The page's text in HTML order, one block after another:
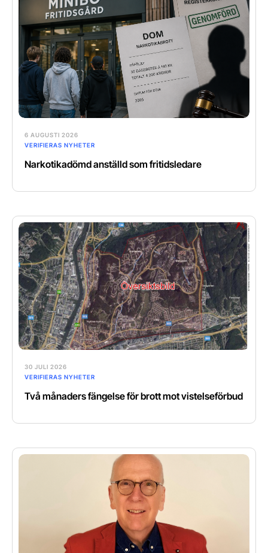
6 AUGUSTI 2026
VERIFIERAS NYHETER
Narkotikadömd anställd som fritidsledare
30 JULI 2026
VERIFIERAS NYHETER
Två månaders fängelse för brott mot vistelseförbud